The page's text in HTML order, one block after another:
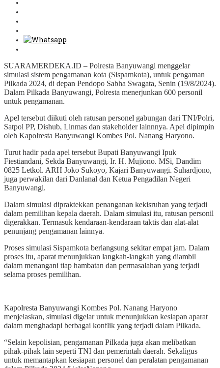
SUARAMERDEKA.ID – Polresta Banyuwangi menggelar
simulasi sistem pengamanan kota (Sispamkota), untuk pengaman
Pilkada 2024, di depan Pendopo Sabha Swagata, Senin (19/8/2024).
Dalam Pilkada Banyuwangi, Polresta menerjunkan 600 personil
untuk pengamanan.
Apel tersebut diikuti oleh ratusan personel gabungan dari TNI/Polri,
Satpol PP, Dishub, Linmas dan stakeholder lainnnya. Apel dipimpin
oleh Kapolresta Banyuwangi Kombes Pol. Nanang Haryono.
Turut hadir pada apel tersebut Bupati Banyuwangi Ipuk
Fiestiandani, Sekda Banyuwangi, Ir. H. Mujiono. MSi, Dandim
0825 Letkol. ARH Joko Sukoyo, Kajari Banyuwangi. Suhardjono,
juga perwakilan dari Danlanal dan Ketua Pengadilan Negeri
Banyuwangi.
Dalam simulasi dipraktekkan penanganan kekisruhan yang terjadi
dalam pemilihan kepala daerah. Dalam simulasi itu, ratusan personil
digerakkan. Termasuk kendaraan-kendaraan taktis dan alat-alat
penunjang pengamanan lainnya.
Proses simulasi Sispamkota berlangsung sekitar empat jam. Dalam
proses itu, aparat menunjukkan langkah-langkah yang diambil
dalam menangani tiap hambatan dan permasalahan yang terjadi
selama proses pemilihan.
Kapolresta Banyuwangi Kombes Pol. Nanang Haryono
menjelaskan, simulasi digelar untuk menunjukkan kesiapan aparat
dalam menghadapi berbagai konflik yang terjadi dalam Pilkada.
“Selain kepolisian, pengamanan Pilkada juga akan melibatkan
pihak-pihak lain seperti TNI dan pemerintah daerah. Sekaligus
untuk memantapkan kesiapan personel dan peralatan pengamanan